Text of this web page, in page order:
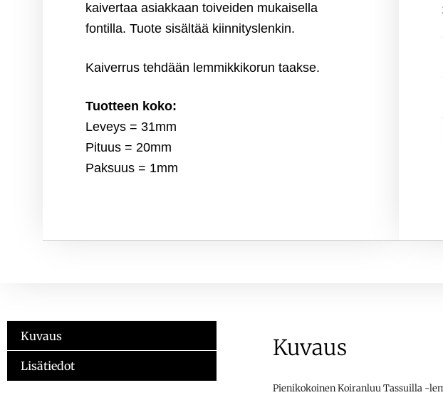
kaivertaa asiakkaan toiveiden mukaisella
fontilla. Tuote sisältää kiinnityslenkin.
Kaiverrus tehdään lemmikkikorun taakse.
Tuotteen koko:
Leveys = 31mm
Pituus = 20mm
Paksuus = 1mm
Kuvaus
Lisätiedot
Kuvaus
Pienikokoinen Koiranluu Tassuilla -